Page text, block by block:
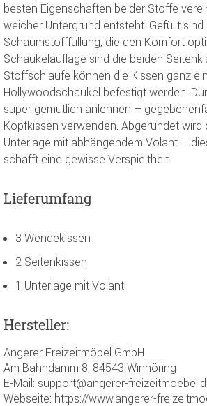
besten Eigenschaften beider Stoffe
weicher Untergrund entsteht. Gefüllt
Schaumstofffüllung, die den Komfort
Schaukelauflage sind die beiden
Stoffschlaufe können die Kissen ganz
Hollywoodschaukel befestigt werden.
super gemütlich anlehnen –
Kopfkissen verwenden. Abgerundet
Unterlage mit abhängendem Volant –
schafft eine gewisse Verspieltheit.
Lieferumfang
3 Wendekissen
2 Seitenkissen
1 Unterlage mit Volant
Hersteller:
Angerer Freizeitmöbel GmbH
Am Bahndamm 8, 84543 Winhöring
E-Mail: support@angerer-
Webseite: https://www.angerer-